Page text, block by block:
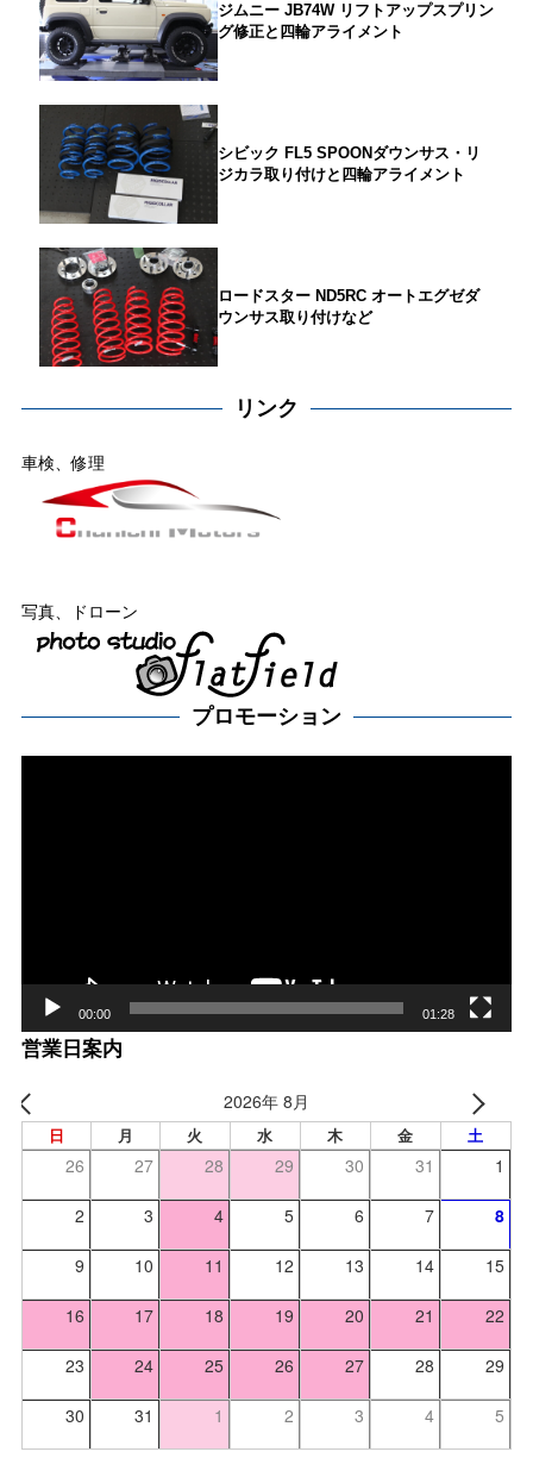
ジムニー JB74W リフトアップスプリン
グ修正と四輪アライメント
シビック FL5 SPOONダウンサス・リ
ジカラ取り付けと四輪アライメント
ロードスター ND5RC オートエグゼダ
ウンサス取り付けなど
リンク
車検、修理
写真、ドローン
プロモーション
00:00 01:28
営業日案内
2026年 8月
日 月 火 水 木 金 土
26 27 28 29 30 31 1
2 3 4 5 6 7 8
9 10 11 12 13 14 15
16 17 18 19 20 21 22
23 24 25 26 27 28 29
30 31 1 2 3 4 5